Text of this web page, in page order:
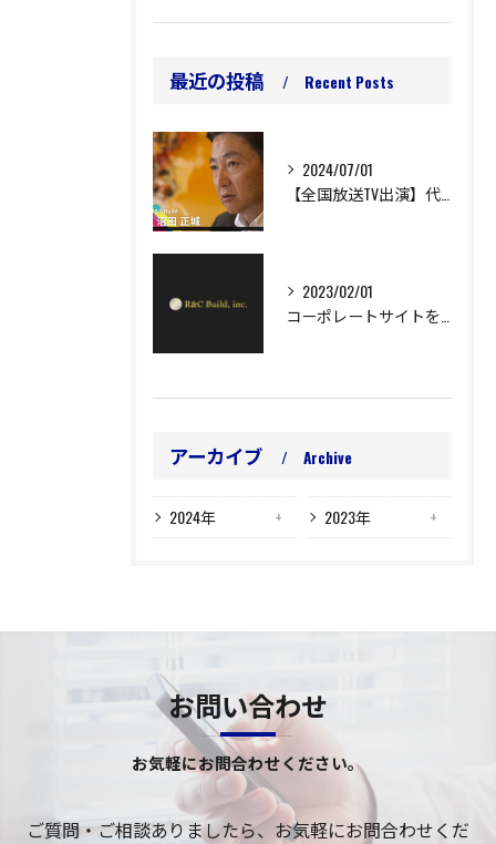
最近の投稿 Recent Posts
2024/07/01
2023/02/01
アーカイブ Archive
2024年 2023年
お気軽にお問合わせください。
お問い合わせ
ご質問・ご相談ありましたら、お気軽にお問合わせくだ